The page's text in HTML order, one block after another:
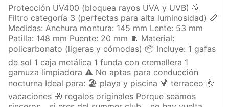
Protección UV400 (bloquea rayos UVA y UVB) 🌞
Filtro categoría 3 (perfectas para alta luminosidad) 📏
Medidas: Anchura montura: 145 mm Lente: 53 mm
Patilla: 148 mm Puente: 20 mm 🧵 Material:
policarbonato (ligeras y cómodas) 📦 Incluye: 1 gafas
de sol 1 caja metálica 1 funda con cremallera 1
gamuza limpiadora ⚠️ No aptas para conducción
nocturna Ideal para: 🏖️ playa y piscina 🍹 terraceo 🌞
vacaciones 🎁 regalos originales Porque seamos